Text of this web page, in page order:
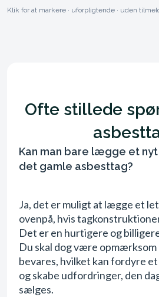
Klik for at markere · uforpligtende · uden
Ofte stillede
Kan man bare lægge et
det gamle asbesttag?
Ja, det er muligt at lægge et
ovenpå, hvis
Det er en hurtigere og
Du skal dog være opmærksom
bevares, hvilket kan fordyre
og skabe udfordringer, den
sælges.